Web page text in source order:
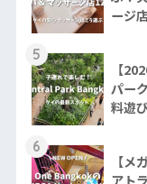
ージ
5
【
パー
料遊
6
【
アト